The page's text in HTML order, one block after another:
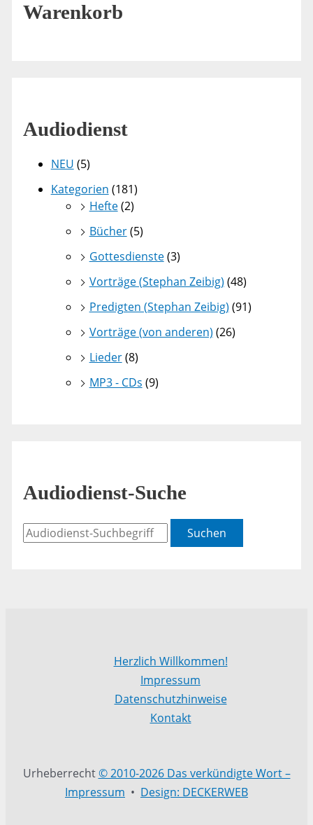
Warenkorb
Audiodienst
NEU (5)
Kategorien (181)
Hefte(2)
Bücher(5)
Gottesdienste(3)
Vorträge (Stephan Zeibig) (48)
Predigten (Stephan Zeibig) (91)
Vorträge (von anderen) (26)
Lieder(8)
MP3 - CDs (9)
Audiodienst-Suche
Suchen
Herzlich Willkommen!
Impressum
Datenschutzhinweise
Kontakt
Urheberrecht© 2010-2026 Das verkündigte Wort –
Impressum • Design: DECKERWEB